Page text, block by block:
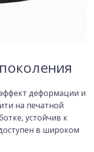
деформации и
на печатной
устойчив к
в широком